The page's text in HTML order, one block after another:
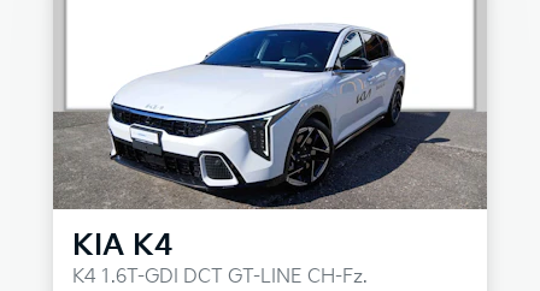
KIA K4
K4 1.6T-GDI DCT GT-LINE CH-Fz.